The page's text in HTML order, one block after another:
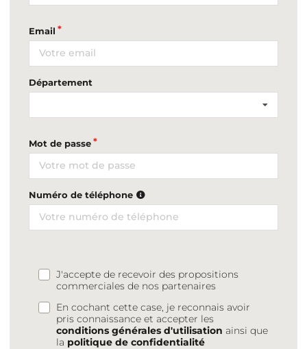
Email
Département
Mot de passe
Numéro de téléphone
J'accepte de recevoir des propositions
commerciales de nos partenaires
En cochant cette case, je reconnais avoir
pris connaissance et accepter les
conditions générales d'utilisation ainsi que
la politique de confidentialité